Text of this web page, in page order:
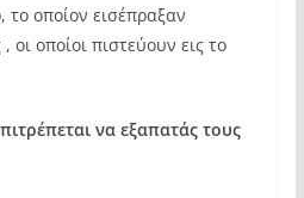
το οποίον εισέπραξαν
οποίοι πιστεύουν εις το
να εξαπατάς τους